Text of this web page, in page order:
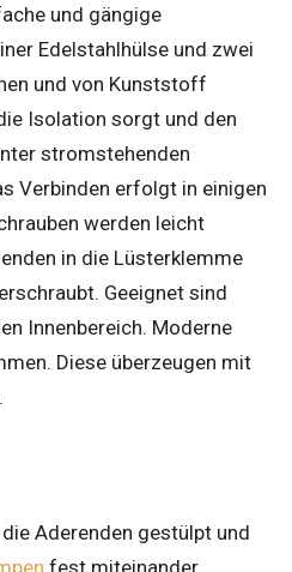
und gängige
Edelstahlhülse und zwei
und von Kunststoff
Isolation sorgt und den
stromstehenden
Verbinden erfolgt in einigen
werden leicht
in die Lüsterklemme
Geeignet sind
Innenbereich. Moderne
Diese überzeugen mit
Aderenden gestülpt und